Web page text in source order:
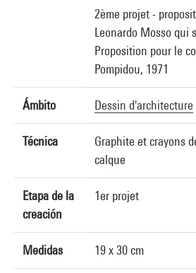
2ème projet -
Leonardo Mosso qui
Proposition pour le
Pompidou, 1971
Ámbito Dessin d'architecture
Técnica
Graphite et crayons
calque
Etapa de la
creación
1er projet
Medidas 19 x 30 cm